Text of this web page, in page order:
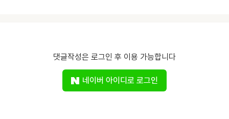
댓글작성은 로그인 후 이용 가능합니다
네이버 아이디로 로그인